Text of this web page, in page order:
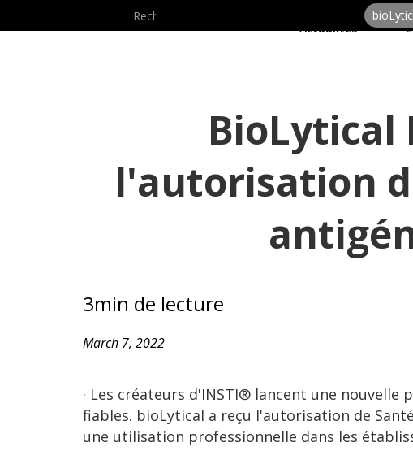
Produits
Actualités
l'autorisation
3min de lecture
March 7, 2022
· Les créateurs d'INSTI® lancent une
fiables. bioLytical a reçu l'autorisation de
une utilisation professionnelle dans les